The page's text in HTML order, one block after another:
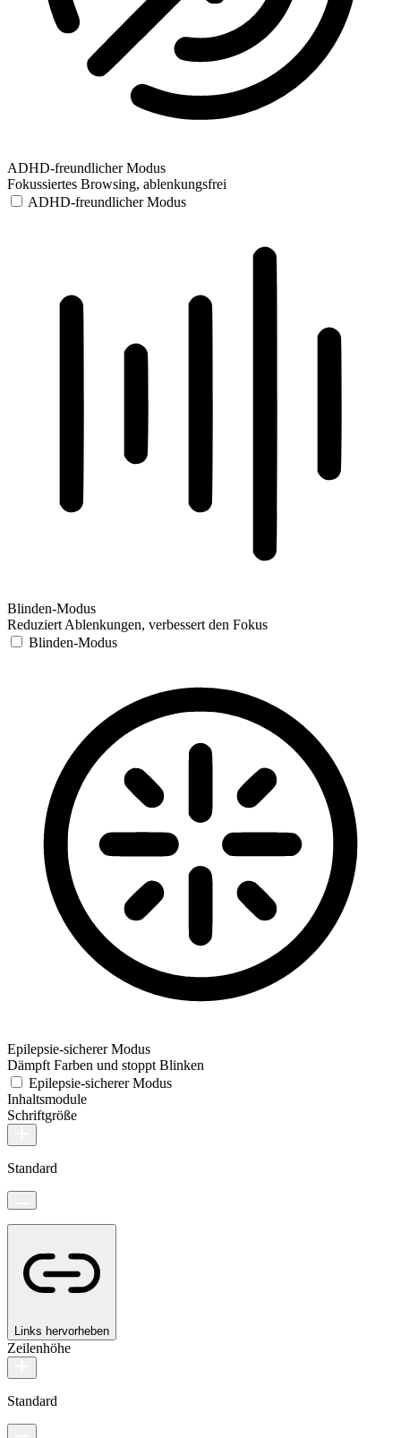
ADHD-freundlicher Modus
Fokussiertes Browsing, ablenkungsfrei
ADHD-freundlicher Modus
Blinden-Modus
Reduziert Ablenkungen, verbessert den Fokus
Blinden-Modus
Epilepsie-sicherer Modus
Dämpft Farben und stoppt Blinken
Epilepsie-sicherer Modus
Inhaltsmodule
Schriftgröße
Standard
Links hervorheben
Zeilenhöhe
Standard